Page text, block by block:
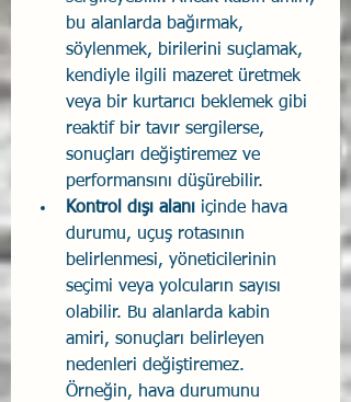
bu alanlarda bağırmak,
söylenmek, birilerini suçlamak,
kendiyle ilgili mazeret üretmek
veya bir kurtarıcı beklemek gibi
reaktif bir tavır sergilerse,
sonuçları değiştiremez ve
performansını düşürebilir.
Kontrol dışı alanı içinde hava
durumu, uçuş rotasının
belirlenmesi, yöneticilerinin
seçimi veya yolcuların sayısı
olabilir. Bu alanlarda kabin
amiri, sonuçları belirleyen
nedenleri değiştiremez.
Örneğin, hava durumunu